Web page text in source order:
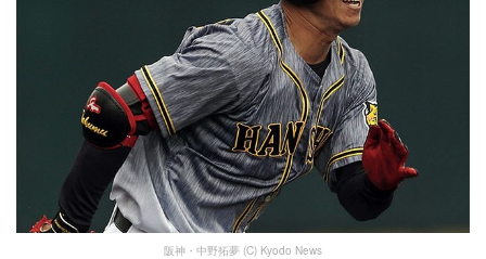
阪神・中野拓夢 (C) Kyodo News